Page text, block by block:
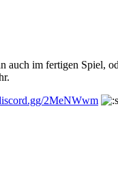
auch im fertigen Spiel,
2MeNWwm